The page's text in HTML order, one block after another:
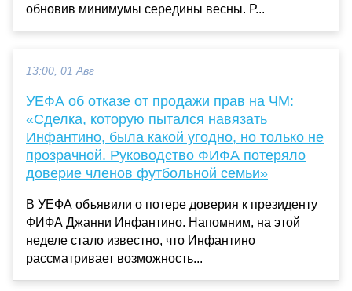
обновив минимумы середины весны. Р...
13:00, 01 Авг
УЕФА об отказе от продажи прав на ЧМ:
«Сделка, которую пытался навязать
Инфантино, была какой угодно, но только не
прозрачной. Руководство ФИФА потеряло
доверие членов футбольной семьи»
В УЕФА объявили о потере доверия к президенту
ФИФА Джанни Инфантино. Напомним, на этой
неделе стало известно, что Инфантино
рассматривает возможность...